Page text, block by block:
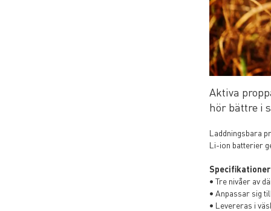
Aktiva
hör bättre i
Laddningsbara
Li-ion batterier
Specifikationer
• Tre nivåer av
• Anpassar sig
• Levereras i